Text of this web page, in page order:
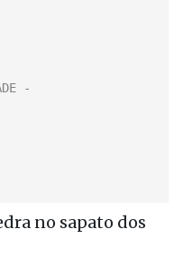
no sapato dos